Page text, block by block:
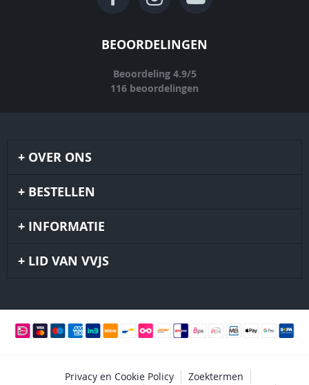
BEOORDELINGEN
Beoordeling 4.9/5
116 beoordelingen
OVER ONS
BESTELLEN
INFORMATIE
LID VAN VVJS
Privacy en Cookie Policy
Zoektermen